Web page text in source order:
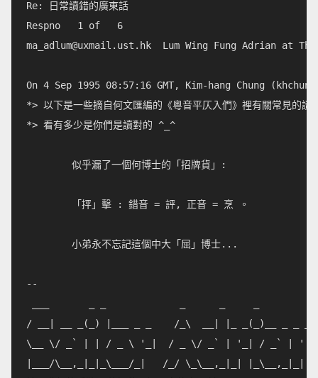
Re: 日常讀錯的廣東話
ma_adlum@uxmail.ust.hk
Lum Wing Fung Adrian at
On 4 Sep 1995 08:57:16 GMT, Kim-hang Chung (
*> 以下是一些摘自何文匯編的《粵音平仄入們》裡有關常見的讀
*> 看有多少是你們是讀對的 ^_^
        似乎漏了一個何博士的「招牌貨」:
        「抨」擊 : 錯音 = 評, 正音 = 烹 。
        小弟永不忘記這個中大「屈」博士...
--
/ __| __ _(_) |___ _ _    /_\  __| |_ _(_)__ _ _ _
\__ \/ _` | | / _ \ '_|  / _ \/ _` | '_| / _` | ' \
|___/\__,_|_|_\___/_|   /_/ \_\__,_|_| |_\__,_|_||_|